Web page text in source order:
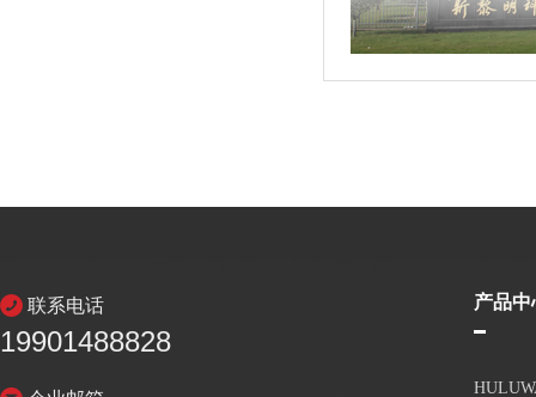
联系电话
19901488828
产品中